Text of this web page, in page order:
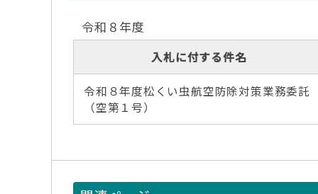
令和８年度
入札に付する件名
令和８年度松くい虫航空防除対策業務委託
（空第１号）